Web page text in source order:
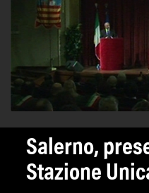
Salerno,
Stazione